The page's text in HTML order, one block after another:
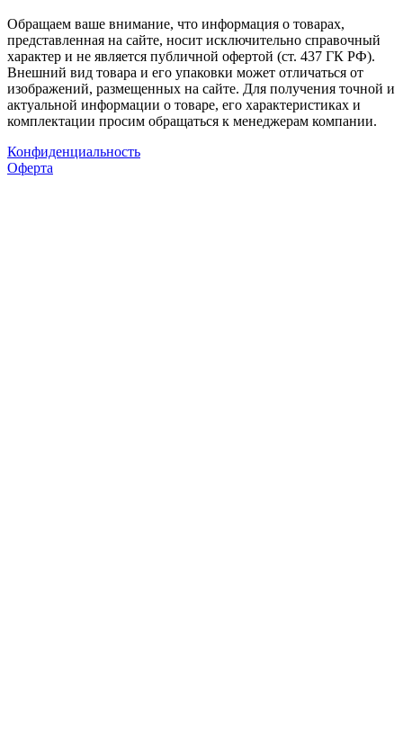
Обращаем ваше внимание, что информация о товарах,
представленная на сайте, носит исключительно справочный
характер и не является публичной офертой (ст. 437 ГК РФ).
Внешний вид товара и его упаковки может отличаться от
изображений, размещенных на сайте. Для получения точной и
актуальной информации о товаре, его характеристиках и
комплектации просим обращаться к менеджерам компании.
Конфиденциальность
Оферта